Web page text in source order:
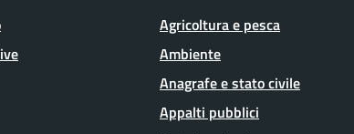
Agricoltura e pesca
Ambiente
Anagrafe e stato civile
Appalti pubblici